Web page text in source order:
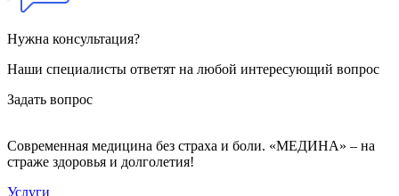
Нужна консультация?
Наши специалисты ответят на любой интересующий вопрос
Задать вопрос
Современная медицина без страха и боли. «МЕДИНА» – на
страже здоровья и долголетия!
Услуги